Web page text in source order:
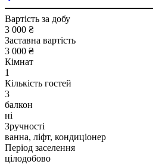
Вартість за добу
3 000 ₴
Заставна вартість
3 000 ₴
Кімнат
1
Кількість гостей
3
балкон
ні
Зручності
ванна, ліфт, кондиціонер
Період заселення
цілодобово